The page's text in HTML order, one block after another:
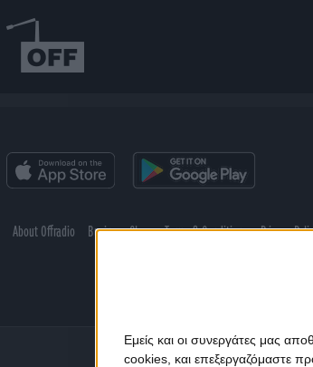
Εμείς και οι συνεργάτες μας
cookies, και επεξεργαζόμαστε
About Offradio Business Class Terms & Conditions Privacy